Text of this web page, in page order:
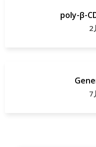
poly-β-
2
7